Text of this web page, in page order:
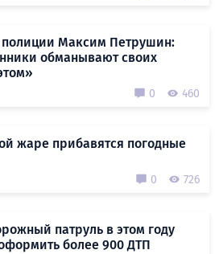
полиции Максим Петрушин:
обманывают своих
0 460
жаре прибавятся погодные
0 726
патруль в этом году
более 900 ДТП